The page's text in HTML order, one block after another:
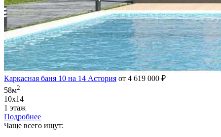
Каркасная баня 10 на 14 Астория от 4 619 000 ₽
58м2
10х14
1 этаж
Подробнее
Чаще всего ищут: